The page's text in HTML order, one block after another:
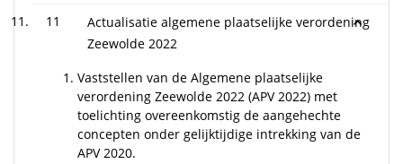
11
Actualisatie algemene plaatselijke verordening
Zeewolde 2022
Vaststellen van de Algemene plaatselijke
verordening Zeewolde 2022 (APV 2022) met
toelichting overeenkomstig de aangehechte
concepten onder gelijktijdige intrekking van de
APV 2020.